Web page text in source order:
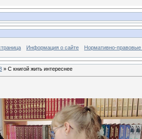
Информация о сайте Нормативно-правовые
» С книгой жить интереснее